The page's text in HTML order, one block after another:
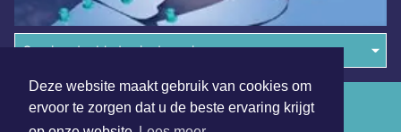
Deze website maakt gebruik van cookies om
ervoor te zorgen dat u de beste ervaring krijgt
Overige dagbladen in de regio
Algemene voorwaarden